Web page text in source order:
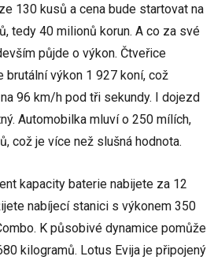
130 kusů a cena bude startovat na
tedy 40 milionů korun. A co za své
půjde o výkon. Čtveřice
výkon 1 927 koní, což
96 km/h pod tři sekundy. I dojezd
Automobilka mluví o 250 mílích,
což je více než slušná hodnota.
kapacity baterie nabijete za 12
nabíjecí stanici s výkonem 350
K působivé dynamice pomůže
kilogramů. Lotus Evija je připojený